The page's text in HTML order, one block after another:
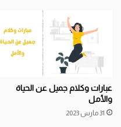
عبارات وكلام جميل عن الحياة
والأمل
31 مارس 2023